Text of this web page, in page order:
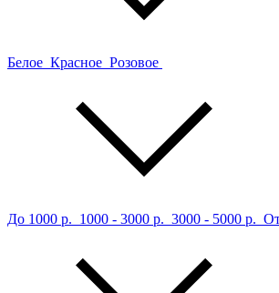
Белое Красное Розовое
До 1000 р. 1000 - 3000 р. 3000 - 5000 р.